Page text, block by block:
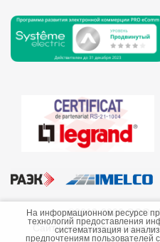
©2013-2026 ООО
Сайт носит
На информационном ресурсе
технологий предоставления
систематизация и
предпочтениям пользователей